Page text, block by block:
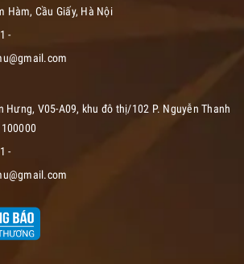
Hàm, Cầu Giấy, Hà Nội
-
Hưng, V05-A09, khu đô thị/102 P. Nguyễn Thanh
-